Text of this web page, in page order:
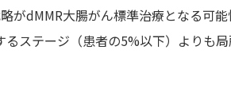
がdMMR大腸がん標準治療となる可能
ステージ（患者の5%以下）よりも